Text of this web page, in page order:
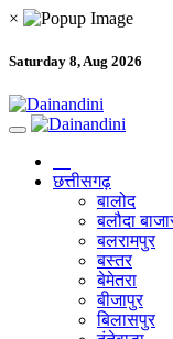
×
Saturday 8, Aug 2026
छत्तीसगढ़
बालोद
बलौदा
बलरामपुर
बस्तर
बेमेतरा
बीजापुर
बिलासपुर